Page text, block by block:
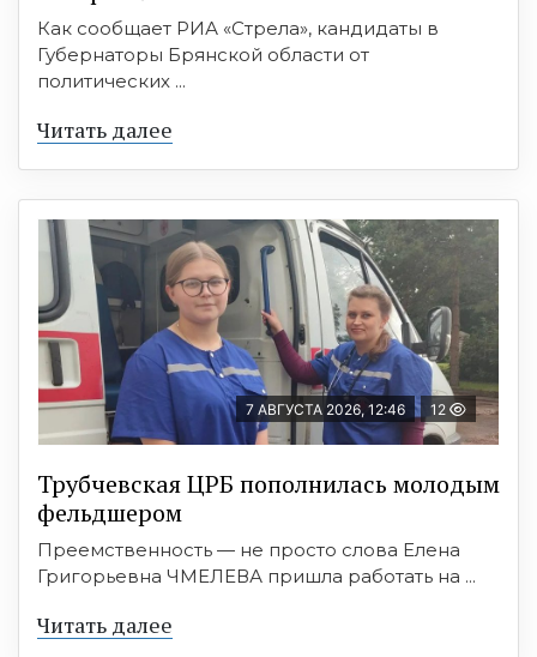
Как сообщает РИА «Стрела», кандидаты в
Губернаторы Брянской области от
политических ...
Читать далее
7 АВГУСТА 2026, 12:46 12
Трубчевская ЦРБ пополнилась молодым
фельдшером
Преемственность — не просто слова Елена
Григорьевна ЧМЕЛЕВА пришла работать на ...
Читать далее